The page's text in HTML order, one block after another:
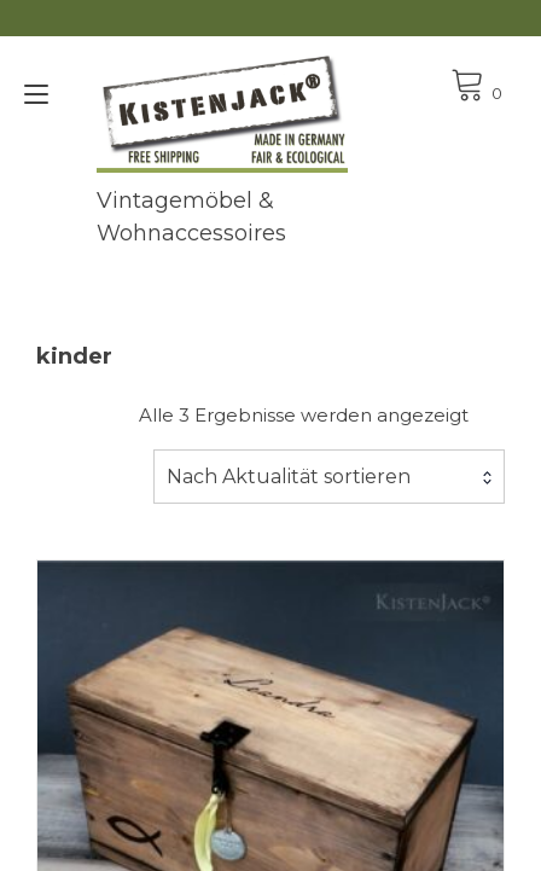
Inhalt
Vintagemöbel &
Wohnaccessoires
Navigation
umschalten
0
kinder
Alle 3 Ergebnisse werden angezeigtNach
sortiert
Nach Aktualität sortieren